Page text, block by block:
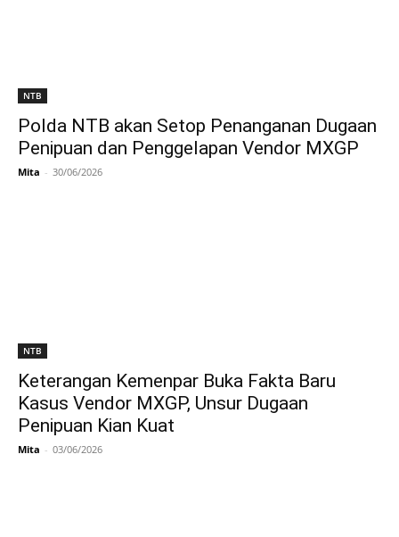
NTB
Polda NTB akan Setop Penanganan Dugaan
Penipuan dan Penggelapan Vendor MXGP
Mita - 30/06/2026
NTB
Keterangan Kemenpar Buka Fakta Baru
Kasus Vendor MXGP, Unsur Dugaan
Penipuan Kian Kuat
Mita - 03/06/2026